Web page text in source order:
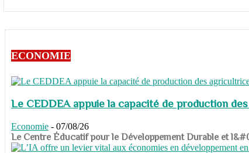
ECONOMIE
Le CEDDEA appuie la capacité de production
Economie - 07/08/26
​​​​​​​Le Centre Éducatif pour le Développement Durable et